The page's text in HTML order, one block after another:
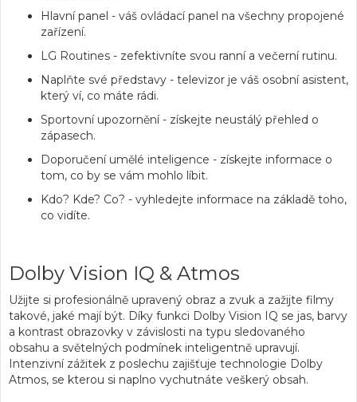
Hlavní panel - váš ovládací panel na všechny propojené
zařízení.
LG Routines - zefektivníte svou ranní a večerní rutinu.
Naplňte své představy - televizor je váš osobní asistent,
který ví, co máte rádi.
Sportovní upozornění- získejte neustálý přehled o
zápasech.
Doporučení umělé inteligence - získejte informace o
tom, co by se vám mohlo líbit.
Kdo? Kde? Co? - vyhledejte informace na základě toho,
co vidíte.
Dolby Vision IQ & Atmos
Užijte si profesionálně upravený obraz a zvuk a zažijte filmy
takové, jaké mají být. Díky funkci Dolby Vision IQ se jas, barvy
a kontrast obrazovky v závislosti na typu sledovaného
obsahu a světelných podmínek inteligentně upravují.
Intenzivní zážitek z poslechu zajišťuje technologie Dolby
Atmos, se kterou si naplno vychutnáte veškerý obsah.